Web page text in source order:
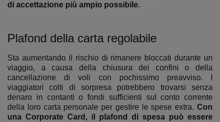
di accettazione più ampio possibile.
Plafond della carta regolabile
Sta aumentando il rischio di rimanere bloccati durante un
viaggio, a causa della chiusura dei confini o della
cancellazione di voli con pochissimo preavviso. I
viaggiatori colti di sorpresa potrebbero trovarsi senza
denaro in contanti o fondi sufficienti sul conto corrente
della loro carta personale per gestire le spese extra. Con
una Corporate Card, il plafond di spesa può essere